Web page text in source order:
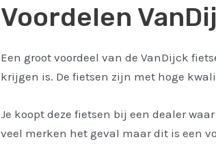
Voordelen
Een groot voordeel van de VanDijck
krijgen is. De fietsen zijn met hoge
Je koopt deze fietsen bij een dealer
veel merken het geval maar dit is een